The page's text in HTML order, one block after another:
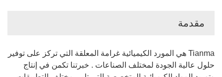
مقدمة
Tianma هي المورد الكيميائية غرامة المعلقة التي تركز على توفير
حلول عالية الجودة لمختلف الصناعات . خبرتنا تكمن في إنتاج